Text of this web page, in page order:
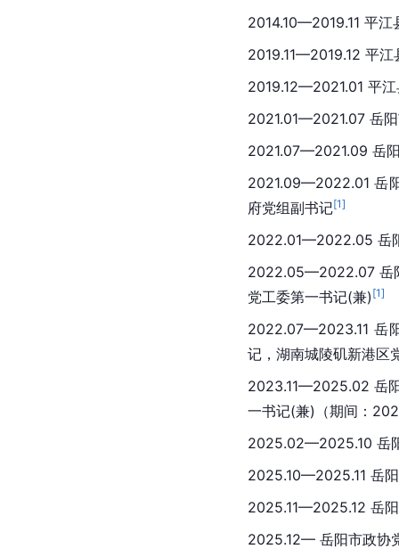
2014.10—2019.11 平江
2019.11—2019.12 平
2019.12—2021.01 平
2021.01—2021.07 岳
2021.07—2021.09 岳
2021.09—2022.01 岳
府党组副书记[1]
2022.01—2022.05 岳
2022.05—2022.07 岳
党工委第一书记(兼) [1]
2022.07—2023.11 岳
记，湖南城陵矶新港区
2023.11—2025.02 岳
一书记(兼)（期间：
2025.02—2025.10 岳
2025.10—2025.11 岳
2025.11—2025.12 岳
2025.12— 岳阳市政协